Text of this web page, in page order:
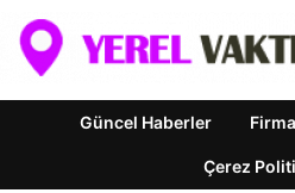
Güncel Haberler
Çerez